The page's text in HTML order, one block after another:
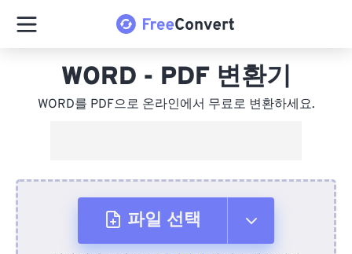
WORD - PDF 변환기
WORD를 PDF으로 온라인에서 무료로 변환하세요.
파일 선택